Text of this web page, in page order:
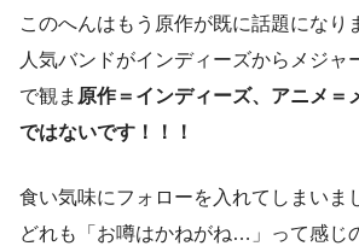
このへんはもう原作が既に話題になり
人気バンドがインディーズからメジャ
で観ま 原作＝インディーズ、アニメ＝
ではないです！！！
食い気味にフォローを入れてしまいま
どれも「お噂はかねがね…」って感じ